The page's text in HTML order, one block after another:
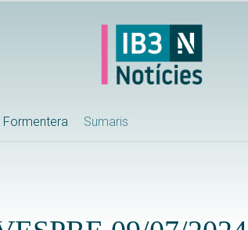
Formentera Sumaris